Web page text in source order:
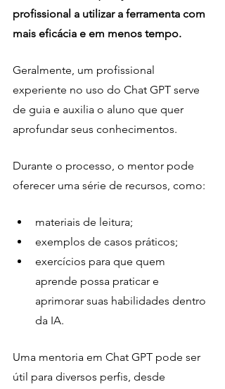
profissional a utilizar a ferramenta com
mais eficácia e em menos tempo.
Geralmente, um profissional
experiente no uso do Chat GPT serve
de guia e auxilia o aluno que quer
aprofundar seus conhecimentos.
Durante o processo, o mentor pode
oferecer uma série de recursos, como:
materiais de leitura;
exemplos de casos práticos;
exercícios para que quem
aprende possa praticar e
aprimorar suas habilidades dentro
da IA.
Uma mentoria em Chat GPT pode ser
útil para diversos perfis, desde